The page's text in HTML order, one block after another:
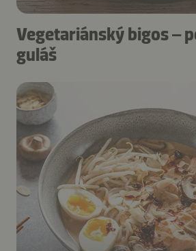
Vegetariánský bigos –
guláš